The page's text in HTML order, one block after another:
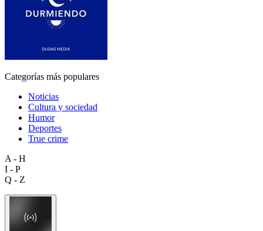
Categorías más populares
Noticias
Cultura y sociedad
Humor
Deportes
True crime
A - H
I - P
Q - Z